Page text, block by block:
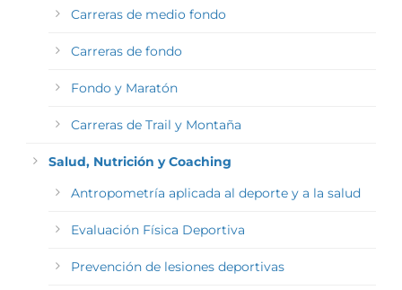
Carreras de medio fondo
Carreras de fondo
Fondo y Maratón
Carreras de Trail y Montaña
Salud, Nutrición y Coaching
Antropometría aplicada al deporte y a la salud
Evaluación Física Deportiva
Prevención de lesiones deportivas